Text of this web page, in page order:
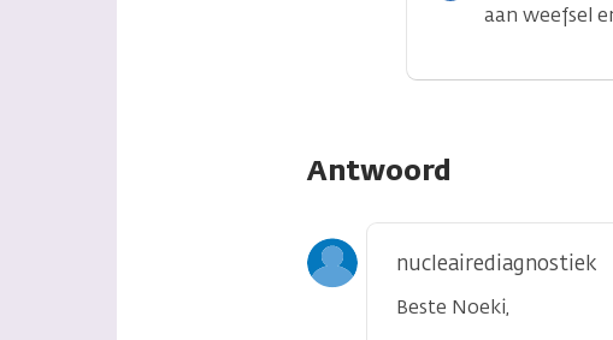
aan weefsel
Antwoord
nucleairediagnostiek
Beste Noeki,